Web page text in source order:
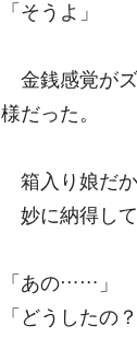
「そうよ」
金銭感覚がズ
様だった。
箱入り娘だか
妙に納得して
「あの……」
「どうしたの